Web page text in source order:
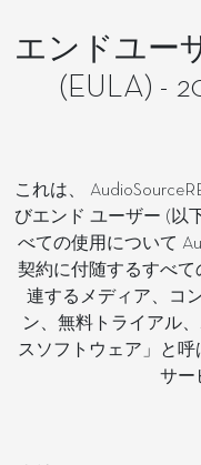
エンドユー
(EULA) -
これは、
びエンド ユーザー (以
べての使用について
契約に付随するすべ
連するメディア、コ
ン、無料トライアル
スソフトウェア」と
サー